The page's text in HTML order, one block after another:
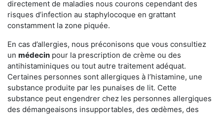
directement de maladies nous courons cependant des
risques d’infection au staphylocoque en grattant
constamment la zone piquée.
En cas d’allergies, nous préconisons que vous consultiez
un médecin pour la prescription de crème ou des
antihistaminiques ou tout autre traitement adéquat.
Certaines personnes sont allergiques à l’histamine, une
substance produite par les punaises de lit. Cette
substance peut engendrer chez les personnes allergiques
des démangeaisons insupportables, des œdèmes, des